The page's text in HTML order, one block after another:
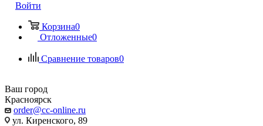
Войти
Корзина0
Отложенные0
Сравнение товаров0
Ваш город
Красноярск
order@cc-online.ru
ул. Киренского, 89